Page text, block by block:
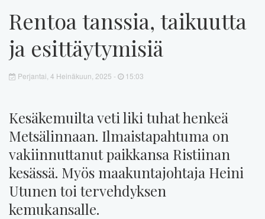
Rentoa tanssia, taikuutta
ja esittäytymisiä
Perjantai, 4 Heinäkuun, 2025 - 15:03
Kesäkemuilta veti liki tuhat henkeä
Metsälinnaan. Ilmaistapahtuma on
vakiinnuttanut paikkansa Ristiinan
kesässä. Myös maakuntajohtaja Heini
Utunen toi tervehdyksen
kemukansalle.